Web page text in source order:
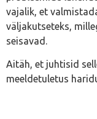
vajalik, et
väljakutseteks,
seisavad.
Aitäh, et juhtisid
meeldetuletus